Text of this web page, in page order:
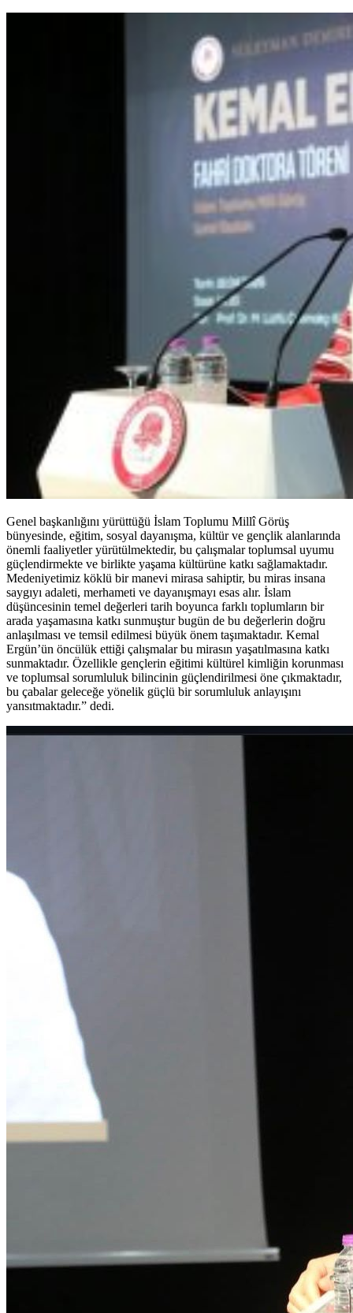
Genel başkanlığını yürüttüğü İslam Toplumu Millî Görüş
bünyesinde, eğitim, sosyal dayanışma, kültür ve gençlik alanlarında
önemli faaliyetler yürütülmektedir, bu çalışmalar toplumsal uyumu
güçlendirmekte ve birlikte yaşama kültürüne katkı sağlamaktadır.
Medeniyetimiz köklü bir manevi mirasa sahiptir, bu miras insana
saygıyı adaleti, merhameti ve dayanışmayı esas alır. İslam
düşüncesinin temel değerleri tarih boyunca farklı toplumların bir
arada yaşamasına katkı sunmuştur bugün de bu değerlerin doğru
anlaşılması ve temsil edilmesi büyük önem taşımaktadır. Kemal
Ergün’ün öncülük ettiği çalışmalar bu mirasın yaşatılmasına katkı
sunmaktadır. Özellikle gençlerin eğitimi kültürel kimliğin korunması
ve toplumsal sorumluluk bilincinin güçlendirilmesi öne çıkmaktadır,
bu çabalar geleceğe yönelik güçlü bir sorumluluk anlayışını
yansıtmaktadır.” dedi.